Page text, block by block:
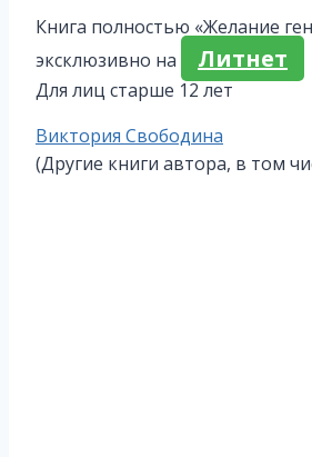
Книга полностью «Желание
эксклюзивно на
Литнет
Для лиц старше 12 лет
Метки
записи:
Виктория Свободина
(Другие книги автора, в том